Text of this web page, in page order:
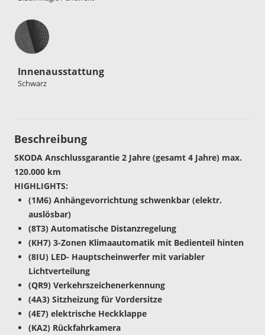
Innenausstattung
Innenausstattung
Schwarz
Beschreibung
SKODA Anschlussgarantie 2 Jahre (gesamt 4 Jahre) max.
120.000 km
HIGHLIGHTS:
(1M6) Anhängevorrichtung schwenkbar (elektr.
auslösbar)
(8T3) Automatische Distanzregelung
(KH7) 3-Zonen Klimaautomatik mit Bedienteil hinten
(8IU) LED- Hauptscheinwerfer mit variabler
Lichtverteilung
(QR9) Verkehrszeichenerkennung
(4A3) Sitzheizung für Vordersitze
(4E7) elektrische Heckklappe
(KA2) Rückfahrkamera